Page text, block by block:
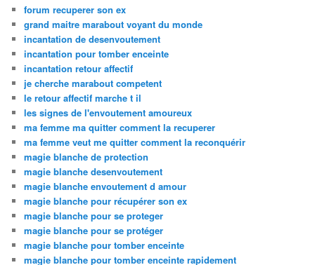
forum recuperer son ex
grand maitre marabout voyant du monde
incantation de desenvoutement
incantation pour tomber enceinte
incantation retour affectif
je cherche marabout competent
le retour affectif marche t il
les signes de l'envoutement amoureux
ma femme ma quitter comment la recuperer
ma femme veut me quitter comment la reconquérir
magie blanche de protection
magie blanche desenvoutement
magie blanche envoutement d amour
magie blanche pour récupérer son ex
magie blanche pour se proteger
magie blanche pour se protéger
magie blanche pour tomber enceinte
magie blanche pour tomber enceinte rapidement